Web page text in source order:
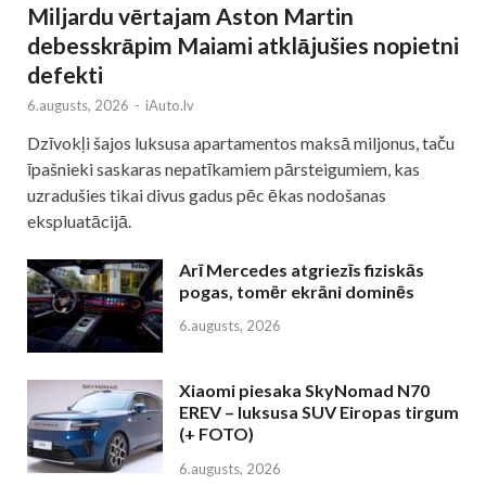
Miljardu vērtajam Aston Martin
debesskrāpim Maiami atklājušies nopietni
defekti
6.augusts, 2026 - iAuto.lv
Dzīvokļi šajos luksusa apartamentos maksā miljonus, taču
īpašnieki saskaras nepatīkamiem pārsteigumiem, kas
uzradušies tikai divus gadus pēc ēkas nodošanas
ekspluatācijā.
Arī Mercedes atgriezīs fiziskās
pogas, tomēr ekrāni dominēs
6.augusts, 2026
Xiaomi piesaka SkyNomad N70
EREV – luksusa SUV Eiropas tirgum
(+ FOTO)
6.augusts, 2026